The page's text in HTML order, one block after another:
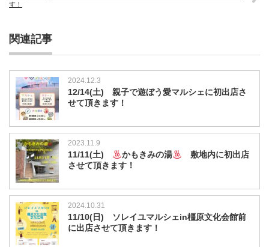
す！
関連記事
2024.12.3
12/14(土) 親子で遊ぼう愛マルシェに初出店さ
せて頂きます！
2023.11.9
11/11(土) かもきみの湯
敷地内に初出店
させて頂きます！
2024.10.31
11/10(日) ソレイユマルシェin橿原文化会館前
に出店させて頂きます！